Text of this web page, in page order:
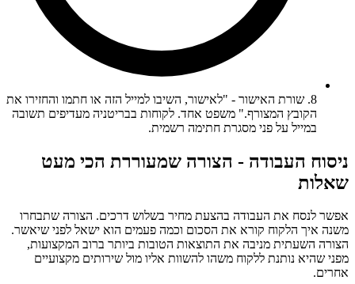
8. שורת האישור - "לאישור, השיבו למייל הזה או חתמו והחזירו את
הקובץ המצורף." משפט אחד. לקוחות בבריטניה מעדיפים תשובה
במייל על פני מסגרת חתימה רשמית.
ניסוח העבודה - הצורה שמעוררת הכי מעט
שאלות
אפשר לנסח את העבודה בהצעת מחיר בשלוש דרכים. הצורה שתבחרו
משנה איך הלקוח קורא את הסכום וכמה פעמים הוא ישאל לפני שיאשר.
הצורה השעתית מניבה את התוצאות הטובות ביותר ברוב המקצועות,
מפני שהיא נותנת ללקוח משהו להשוות אליו מול שירותים מקצועיים
אחרים.